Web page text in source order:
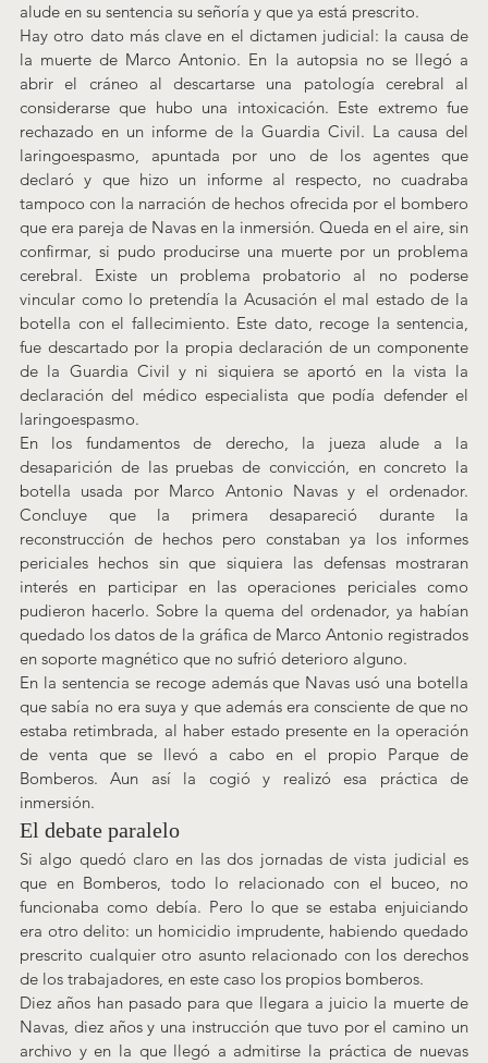
alude en su sentencia su señoría y que ya está prescrito.
Hay otro dato más clave en el dictamen judicial: la causa de
la muerte de Marco Antonio. En la autopsia no se llegó a
abrir el cráneo al descartarse una patología cerebral al
considerarse que hubo una intoxicación. Este extremo fue
rechazado en un informe de la Guardia Civil. La causa del
laringoespasmo, apuntada por uno de los agentes que
declaró y que hizo un informe al respecto, no cuadraba
tampoco con la narración de hechos ofrecida por el bombero
que era pareja de Navas en la inmersión. Queda en el aire, sin
confirmar, si pudo producirse una muerte por un problema
cerebral. Existe un problema probatorio al no poderse
vincular como lo pretendía la Acusación el mal estado de la
botella con el fallecimiento. Este dato, recoge la sentencia,
fue descartado por la propia declaración de un componente
de la Guardia Civil y ni siquiera se aportó en la vista la
declaración del médico especialista que podía defender el
laringoespasmo.
En los fundamentos de derecho, la jueza alude a la
desaparición de las pruebas de convicción, en concreto la
botella usada por Marco Antonio Navas y el ordenador.
Concluye que la primera desapareció durante la
reconstrucción de hechos pero constaban ya los informes
periciales hechos sin que siquiera las defensas mostraran
interés en participar en las operaciones periciales como
pudieron hacerlo. Sobre la quema del ordenador, ya habían
quedado los datos de la gráfica de Marco Antonio registrados
en soporte magnético que no sufrió deterioro alguno.
En la sentencia se recoge además que Navas usó una botella
que sabía no era suya y que además era consciente de que no
estaba retimbrada, al haber estado presente en la operación
de venta que se llevó a cabo en el propio Parque de
Bomberos. Aun así la cogió y realizó esa práctica de
inmersión.
El debate paralelo
Si algo quedó claro en las dos jornadas de vista judicial es
que en Bomberos, todo lo relacionado con el buceo, no
funcionaba como debía. Pero lo que se estaba enjuiciando
era otro delito: un homicidio imprudente, habiendo quedado
prescrito cualquier otro asunto relacionado con los derechos
de los trabajadores, en este caso los propios bomberos.
Diez años han pasado para que llegara a juicio la muerte de
Navas, diez años y una instrucción que tuvo por el camino un
archivo y en la que llegó a admitirse la práctica de nuevas